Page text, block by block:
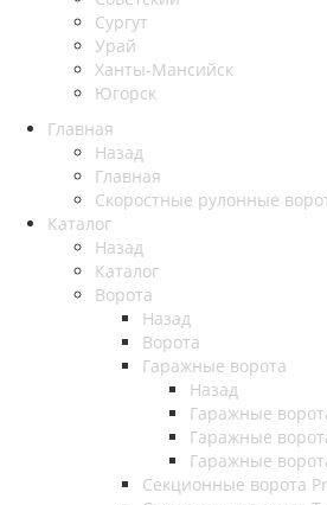
Сургут
Урай
Ханты-Мансийск
Югорск
Главная
Назад
Главная
Скоростные рулонные
Каталог
Назад
Каталог
Ворота
Назад
Ворота
Гаражные ворота
Назад
Гаражные
Гаражные
Гаражные
Секционные ворота